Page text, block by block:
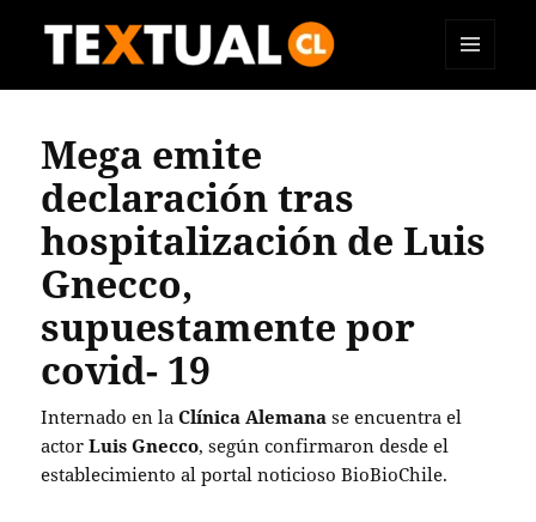
Mega emite
declaración tras
hospitalización de Luis
Gnecco,
supuestamente por
covid- 19
Internado en laClínica Alemana se encuentra el
actorLuis Gnecco, según confirmaron desde el
establecimiento al portal noticioso BioBioChile.